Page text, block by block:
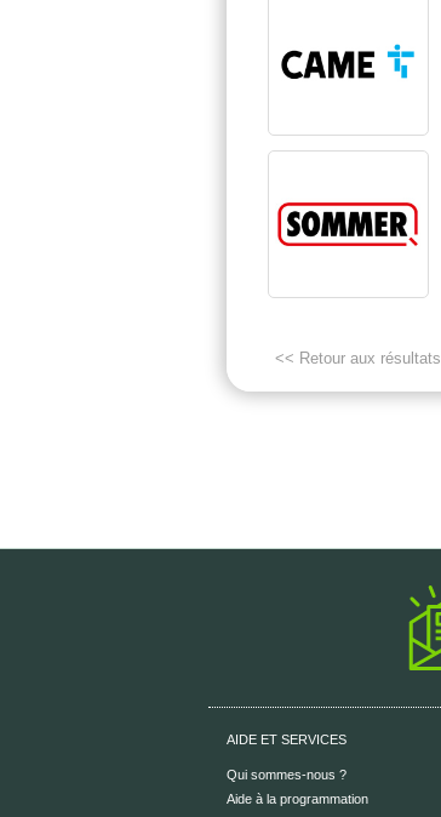
<< Retour aux résultats
AIDE ET SERVICES
Qui sommes-nous ?
Aide à la programmation